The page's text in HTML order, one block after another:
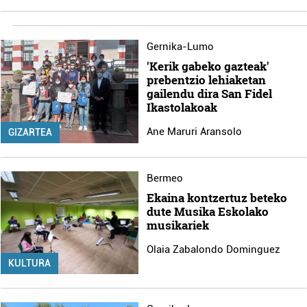
GIZARTEA
Gernika-Lumo
'Kerik gabeko gazteak'
prebentzio lehiaketan
gailendu dira San Fidel
Ikastolakoak
Ane Maruri Aransolo
KULTURA
Bermeo
Ekaina kontzertuz beteko
dute Musika Eskolako
musikariek
Olaia Zabalondo Dominguez